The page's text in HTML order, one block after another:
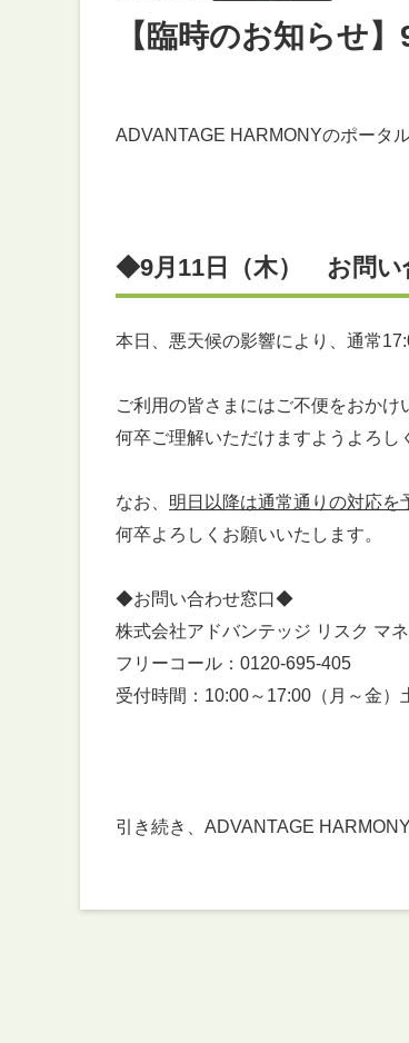
【臨時のお知らせ
ADVANTAGE HARMONYのポータ
◆9月11日（木） お問い
本日、悪天候の影響により、通常
ご利用の皆さまにはご不便をおかけ
何卒ご理解いただけますようよろし
なお、 明日以降は通常通りの対応を
何卒よろしくお願いいたします。
◆お問い合わせ窓口◆
株式会社アドバンテッジ リスク マ
フリーコール：0120-695-405
受付時間：10:00～17:00（月～金）
引き続き、ADVANTAGE